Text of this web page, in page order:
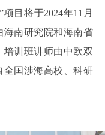
目将于2024年11月
海南研究院和海南省
训班讲师由中欧双
全国涉海高校、科研